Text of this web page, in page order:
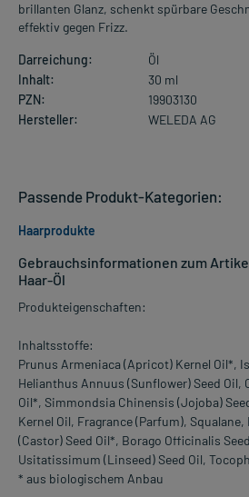
brillanten Glanz, schenkt spürbare
effektiv gegen Frizz.
Darreichung:
Öl
Inhalt:
30 ml
PZN:
19903130
Hersteller:
WELEDA AG
Gebrauchsinformationen zum
Haar-Öl
Produkteigenschaften:
Inhaltsstoffe:
Prunus Armeniaca (Apricot) Kernel Oil*,
Helianthus Annuus (Sunflower) Seed Oil,
Oil*, Simmondsia Chinensis (Jojoba)
Kernel Oil, Fragrance (Parfum),
(Castor) Seed Oil*, Borago Officinalis
Usitatissimum (Linseed) Seed Oil,
* aus biologischem Anbau
Passende Produkt-Kategorien:
Haarprodukte